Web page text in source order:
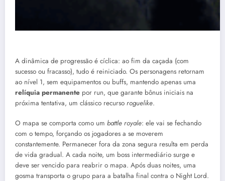
A dinâmica de progressão é cíclica: ao fim da caçada (com
sucesso ou fracasso), tudo é reiniciado. Os personagens retornam
ao nível 1, sem equipamentos ou buffs, mantendo apenas uma
relíquia permanente por run, que garante bônus iniciais na
próxima tentativa, um clássico recurso roguelike.
O mapa se comporta como um battle royale: ele vai se fechando
com o tempo, forçando os jogadores a se moverem
constantemente. Permanecer fora da zona segura resulta em perda
de vida gradual. A cada noite, um boss intermediário surge e
deve ser vencido para reabrir o mapa. Após duas noites, uma
gosma transporta o grupo para a batalha final contra o Night Lord.